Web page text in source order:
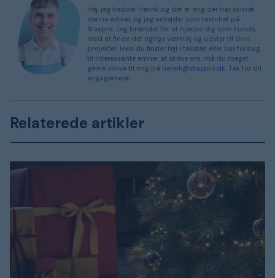
Hej, jeg hedder Henrik og det er mig der har skrivet
denne artikel, og jeg arbejder som testchef på
Staypro. Jeg brænder for at hjælpe dig som kunde,
med at finde det rigtige værktøj og udstyr til dine
projekter. Hvis du finder fejl i teksten eller har forslag
til interessante emner at skrive om, må du meget
gerne skrive til mig på henrik@staypro.dk. Tak for dit
engagement!
Relaterede artikler